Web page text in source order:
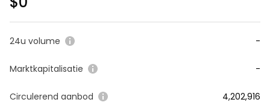
24u volume -
Marktkapitalisatie -
Circulerend aanbod 4,202,916